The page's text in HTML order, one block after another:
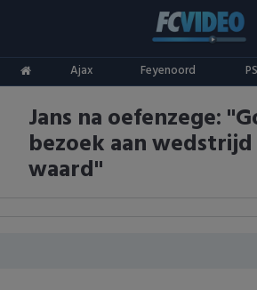
Ajax Feyenoord
ADO Den Haag
Ajax
AZ
Competities
Eredivisie
Keuken Kampioen Divisie
Oranje
Goals & Samenvattingen
Jans na oefenzege:
bezoek aan
waard''